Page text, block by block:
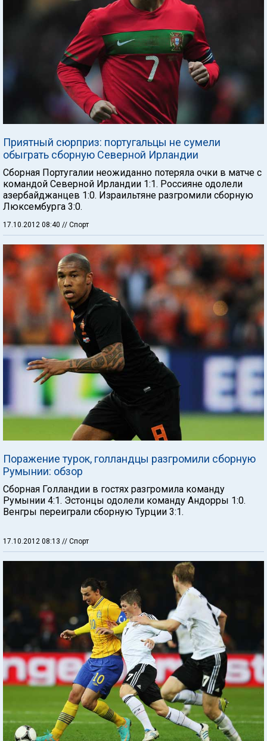
Приятный сюрприз: португальцы не сумели
обыграть сборную Северной Ирландии
Сборная Португалии неожиданно потеряла очки в матче с
командой Северной Ирландии 1:1. Россияне одолели
азербайджанцев 1:0. Израильтяне разгромили сборную
Люксембурга 3:0.
17.10.2012 08:40 // Спорт
Поражение турок, голландцы разгромили сборную
Румынии: обзор
Сборная Голландии в гостях разгромила команду
Румынии 4:1. Эстонцы одолели команду Андорры 1:0.
Венгры переиграли сборную Турции 3:1.
17.10.2012 08:13 // Спорт